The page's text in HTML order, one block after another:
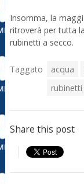
Insomma, la
ritroverà per tutta
rubinetti a secco.
Taggato acqua
rubinetti
Share this post